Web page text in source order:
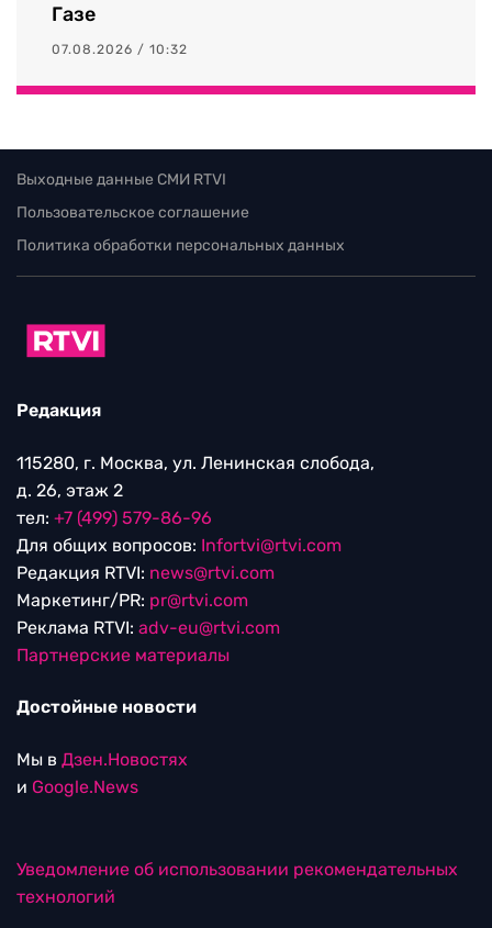
Газе
07.08.2026 / 10:32
Выходные данные СМИ RTVI
Пользовательское соглашение
Политика обработки персональных данных
Редакция
115280, г. Москва, ул. Ленинская слобода,
д. 26, этаж 2
тел: +7 (499) 579-86-96
Для общих вопросов: Infortvi@rtvi.com
Редакция RTVI: news@rtvi.com
Маркетинг/PR: pr@rtvi.com
Реклама RTVI: adv-eu@rtvi.com
Партнерские материалы
Достойные новости
Мы в Дзен.Новостях
и Google.News
Уведомление об использовании рекомендательных
технологий